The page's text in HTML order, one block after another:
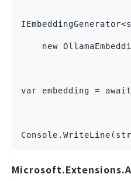
new
var embedding =